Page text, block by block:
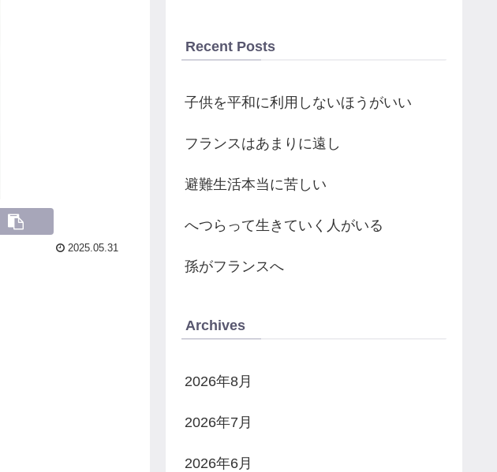
2025.05.31
Recent Posts
子供を平和に利用しないほうがいい
フランスはあまりに遠し
避難生活本当に苦しい
へつらって生きていく人がいる
孫がフランスへ
Archives
2026年8月
2026年7月
2026年6月